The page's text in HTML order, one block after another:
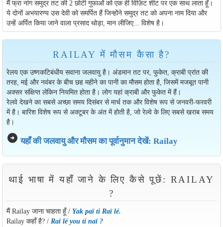
मैं फ्रा नांग समुद्र तट की 2 छोटी गुफाओं को एक ही विज़िट शीट पर एक साथ लाता हूँ।
ये दोनों अभयारण्य उस देवी को समर्पित हैं जिन्होंने समुद्र तट को अपना नाम दिया और
उन्हें अर्पित किया जाने वाला प्रसाद थोड़ा, मान लीजिए... विशेष है।
RAILAY में मौसम कैसा है?
रेलय एक उष्णकटिबंधीय सवाना जलवायु है। अंडमान तट पर, फुकेत, ​​क्राबी प्रांत की
तरह, मई और नवंबर के बीच छह महीने का पानी का मौसम होता है, जिसमें मजबूत पानी
अक्सर संक्षिप्त लेकिन नियमित होता है। लोग यहां क्राबी और फुकेत में हैं।
रेलवे देखने का सबसे अच्छा समय दिसंबर से मार्च तक और विशेष रूप से जनवरी-फरवरी
में है। बारिश विशेष रूप से अक्टूबर के अंत में होती है, जो रेल्वे के लिए सबसे खराब समय
है।
arrow_circle_right यहाँ की जलवायु और मौसम का पूर्वानुमान देखें: Railay
थाई भाषा में यहाँ जाने के लिए कैसे पूछें: RAILAY
?
मैं Railay जाना चाहता हूँ / Yak paï ti Raï lé.
Railay कहाँ है? / Raï lé you ti naï ?